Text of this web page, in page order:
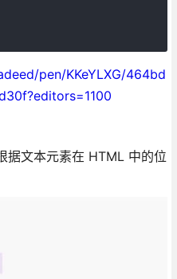
pen/KKeYLXG/464bd
据文本元素在 HTML 中的位